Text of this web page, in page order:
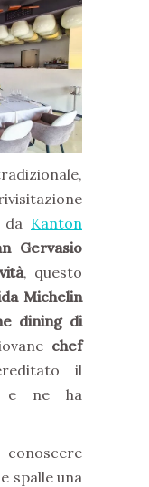
Kanton
Gervasio
, questo
Michelin
dining di
chef
il
e ne ha
spalle una